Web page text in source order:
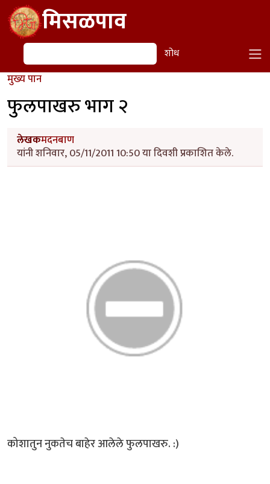
Skip to main contentमिसळपाव
शोध शोध
मुख्य पान
फुलपाखरु भाग २
लेखकमदनबाण
यांनी शनिवार, 05/11/2011 10:50 या दिवशी प्रकाशित केले.
कोशातुन नुकतेच बाहेर आलेले फुलपाखरु. :)